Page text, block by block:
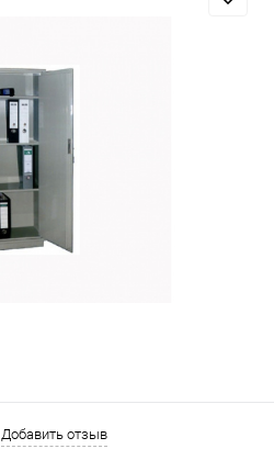
Добавить отзыв